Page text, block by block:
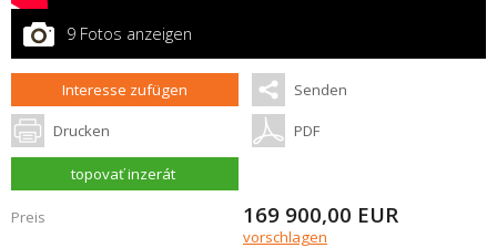
9 Fotos anzeigen
Interesse zufügen Senden
Drucken PDF
topovať inzerát
Preis 169 900,00 EUR
vorschlagen